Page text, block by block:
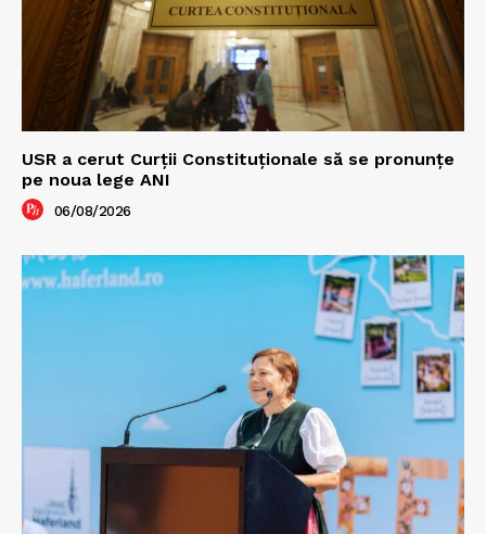
USR a cerut Curții Constituționale să se pronunțe
pe noua lege ANI
06/08/2026